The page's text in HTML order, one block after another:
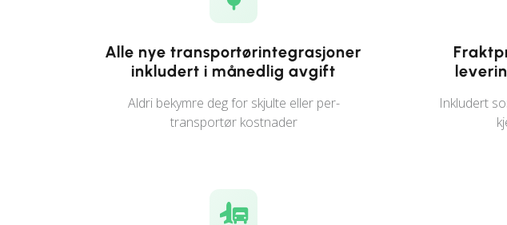
Alle nye transportørintegrasjoner
inkludert i månedlig avgift
Aldri bekymre deg for skjulte eller per-
transportør kostnader
Inkludert